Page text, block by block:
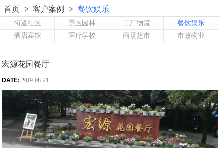
首页 > 客户案例 > 餐饮娱乐
街道社区 景区园林 工厂物流
餐饮娱乐
酒店宾馆
医疗学校 商场超市 市政物业
宏源花园餐厅
DATE: 2019-08-21